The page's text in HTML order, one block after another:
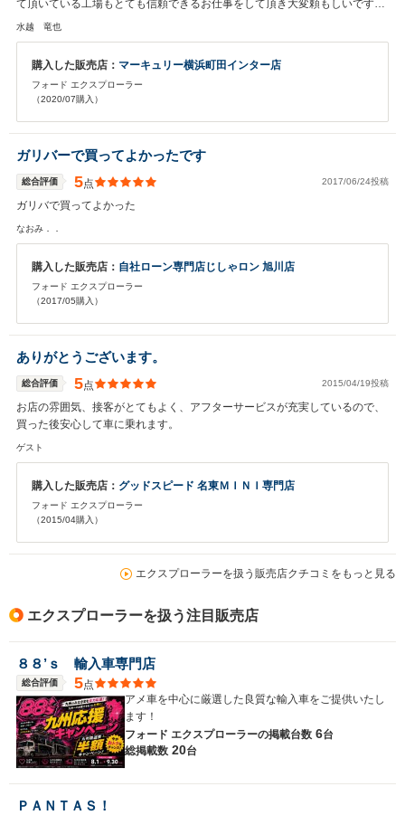
て頂いている工場もとても信頼できるお仕事をして頂き大変頼もしいです。
長く大事に乗り続けていきたいと思います。 今後とも宜しくお願い致しま
水越 竜也
購入した販売店： マーキュリー横浜町田インター店
フォード エクスプローラー
（2020/07購入）
ガリバーで買ってよかったです
総合評価 5点 2017/06/24投稿
ガリバで買ってよかった
なおみ．．
購入した販売店： 自社ローン専門店じしゃロン 旭川店
フォード エクスプローラー
（2017/05購入）
ありがとうございます。
総合評価 5点 2015/04/19投稿
お店の雰囲気、接客がとてもよく、アフターサービスが充実しているので、
買った後安心して車に乗れます。
ゲスト
購入した販売店： グッドスピード 名東ＭＩＮＩ専門店
フォード エクスプローラー
（2015/04購入）
エクスプローラーを扱う販売店クチコミをもっと見る
エクスプローラーを扱う注目販売店
８８’ｓ 輸入車専門店
総合評価 5点
アメ車を中心に厳選した良質な輸入車をご提供いたし
ます！
フォード エクスプローラーの掲載台数 6台
総掲載数 20台
ＰＡＮＴＡＳ！